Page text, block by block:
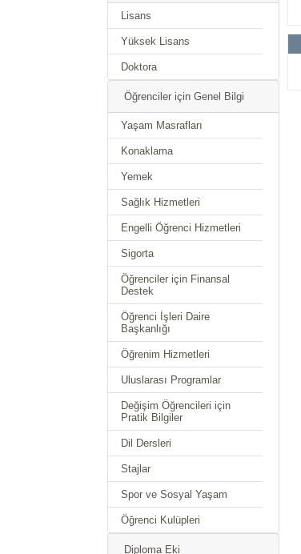
Lisans
Yüksek Lisans
Doktora
Öğrenciler için Genel Bilgi
Yaşam Masrafları
Konaklama
Yemek
Sağlık Hizmetleri
Engelli Öğrenci Hizmetleri
Sigorta
Öğrenciler için Finansal
Destek
Öğrenci İşleri Daire
Başkanlığı
Öğrenim Hizmetleri
Uluslarası Programlar
Değişim Öğrencileri için
Pratik Bilgiler
Dil Dersleri
Stajlar
Spor ve Sosyal Yaşam
Öğrenci Kulüpleri
Diploma Eki